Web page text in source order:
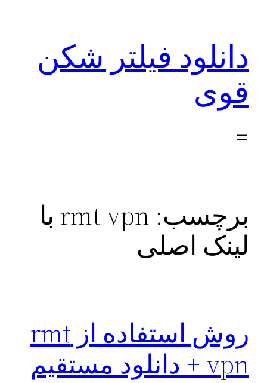
دانلود فیلتر شکن
قوی
برچسب:
rmt vpn با
لینک اصلی
روش استفاده از rmt
vpn + دانلود مستقیم